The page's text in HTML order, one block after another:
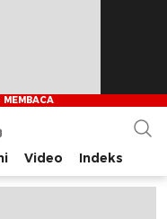
bagi pembaca
Video Indeks